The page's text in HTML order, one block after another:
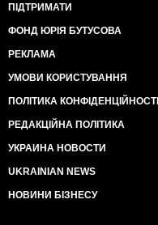
ПІДТРИМАТИ
ФОНД ЮРІЯ БУТУСОВА
РЕКЛАМА
УМОВИ КОРИСТУВАННЯ
ПОЛІТИКА КОНФІДЕНЦІЙНОСТІ
РЕДАКЦІЙНА ПОЛІТИКА
УКРАИНА НОВОСТИ
UKRAINIAN NEWS
НОВИНИ БІЗНЕСУ